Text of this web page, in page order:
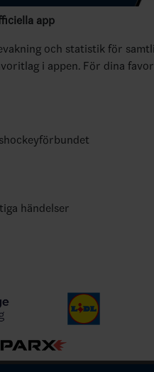
app
och statistik för
i appen. För dina
händelser